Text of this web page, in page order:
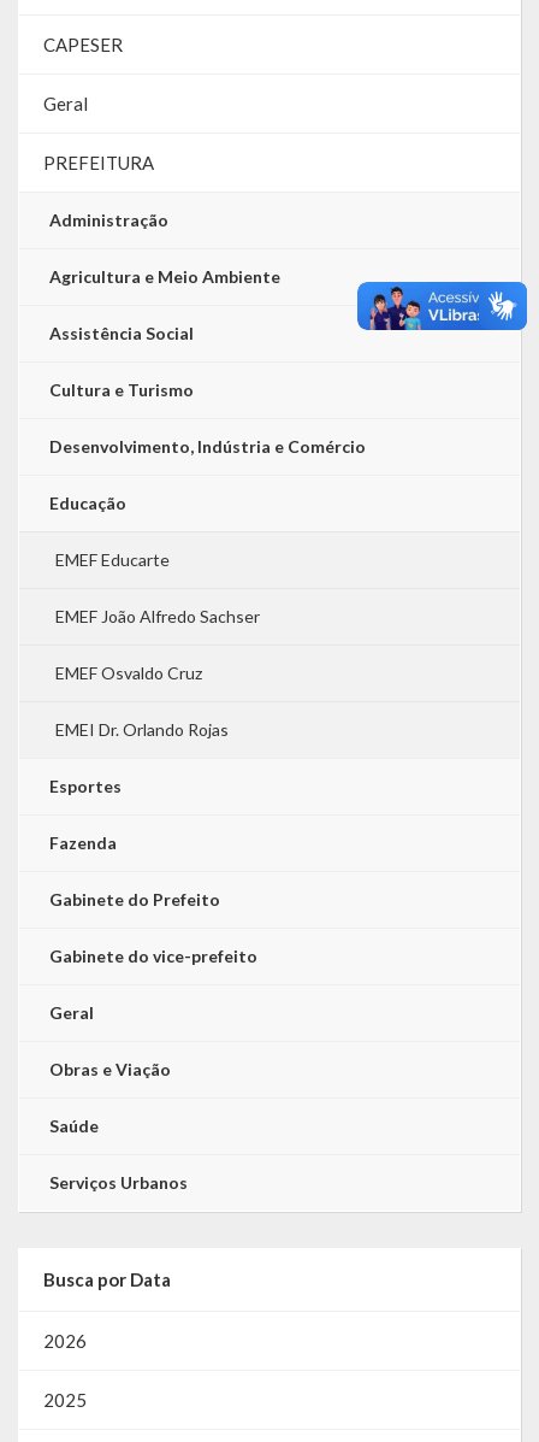
CAPESER
Geral
PREFEITURA
Administração
Agricultura e Meio Ambiente
Assistência Social
Cultura e Turismo
Desenvolvimento, Indústria e Comércio
Educação
EMEF Educarte
EMEF João Alfredo Sachser
EMEF Osvaldo Cruz
EMEI Dr. Orlando Rojas
Esportes
Fazenda
Gabinete do Prefeito
Gabinete do vice-prefeito
Geral
Obras e Viação
Saúde
Serviços Urbanos
Busca por Data
2026
2025